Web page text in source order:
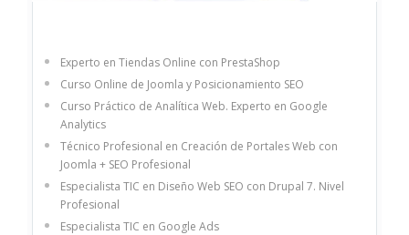
Experto en Tiendas Online con PrestaShop
Curso Online de Joomla y Posicionamiento SEO
Curso Práctico de Analítica Web. Experto en Google
Analytics
Técnico Profesional en Creación de Portales Web con
Joomla + SEO Profesional
Especialista TIC en Diseño Web SEO con Drupal 7. Nivel
Profesional
Especialista TIC en Google Ads